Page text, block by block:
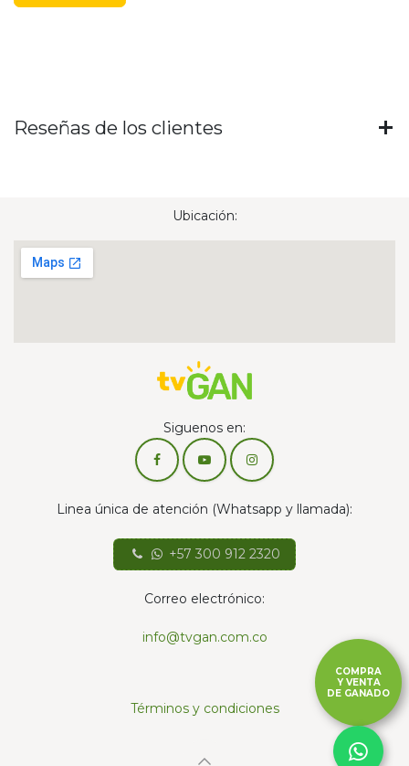
Reseñas de los clientes
Ubicación:
Siguenos en:
Linea única de atención (Whatsapp y llamada):
+57 300 912 2320
Correo electrónico:
info@tvgan.com.co
Términos y condiciones
COMPRA
Y VENTA
DE GANADO